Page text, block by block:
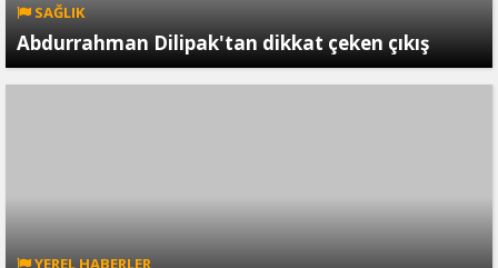
SAĞLIK
Abdurrahman Dilipak'tan dikkat çeken çıkış